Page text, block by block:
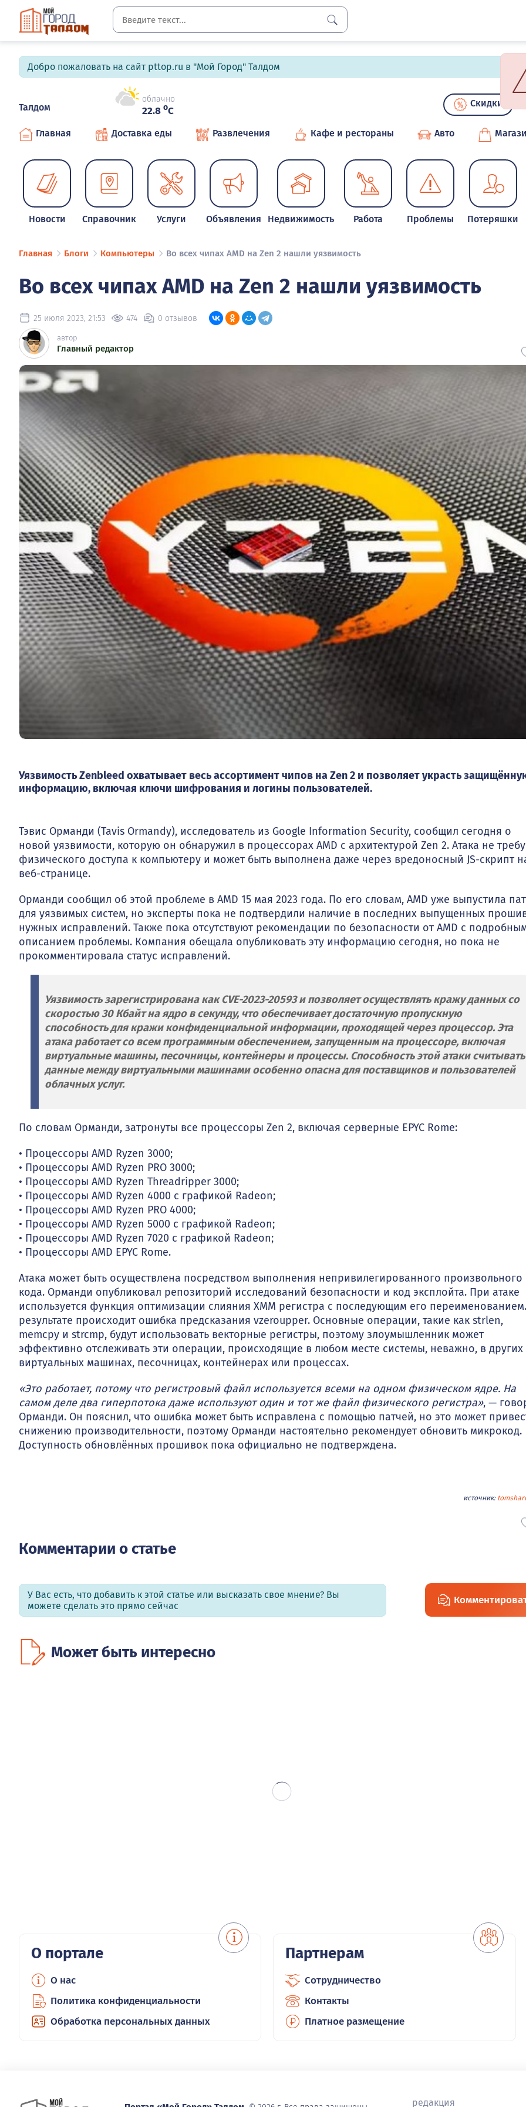
Добро пожаловать на сайт pttop.ru в "Мой Город" Талдом
Талдом
облачно
22.8 oC
Скидки
Главная Доставка еды Развлечения Кафе и рестораны Авто
Новости Справочник Услуги Объявления Недвижимость Работа Проблемы Потеряшки
Главная Блоги Компьютеры Во всех чипах AMD на Zen 2 нашли уязвимость
Во всех чипах AMD на Zen 2 нашли уязвимость
25 июля 2023, 21:53 474 0 отзывов
автор
Главный редактор
Уязвимость Zenbleed охватывает весь ассортимент чипов на Zen 2 и позволяет украсть
информацию, включая ключи шифрования и логины пользователей.
Тэвис Орманди (Tavis Ormandy), исследователь из Google Information Security, сообщил сегодня о
новой уязвимости, которую он обнаружил в процессорах AMD с архитектурой Zen 2. Атака не
физического доступа к компьютеру и может быть выполнена даже через вредоносный JS-скрипт
веб-странице.
Орманди сообщил об этой проблеме в AMD 15 мая 2023 года. По его словам, AMD уже выпустила
для уязвимых систем, но эксперты пока не подтвердили наличие в последних выпущенных
нужных исправлений. Также пока отсутствуют рекомендации по безопасности от AMD с
описанием проблемы. Компания обещала опубликовать эту информацию сегодня, но пока не
прокомментировала статус исправлений.
Уязвимость зарегистрирована как CVE-2023-20593 и позволяет осуществлять кражу данных со
скоростью 30 Кбайт на ядро в секунду, что обеспечивает достаточную пропускную
способность для кражи конфиденциальной информации, проходящей через процессор. Эта
атака работает со всем программным обеспечением, запущенным на процессоре, включая
виртуальные машины, песочницы, контейнеры и процессы. Способность этой атаки считывать
данные между виртуальными машинами особенно опасна для поставщиков и пользователей
облачных услуг.
По словам Орманди, затронуты все процессоры Zen 2, включая серверные EPYC Rome:
• Процессоры AMD Ryzen 3000;
• Процессоры AMD Ryzen PRO 3000;
• Процессоры AMD Ryzen Threadripper 3000;
• Процессоры AMD Ryzen 4000 с графикой Radeon;
• Процессоры AMD Ryzen PRO 4000;
• Процессоры AMD Ryzen 5000 с графикой Radeon;
• Процессоры AMD Ryzen 7020 с графикой Radeon;
• Процессоры AMD EPYC Rome.
Атака может быть осуществлена посредством выполнения непривилегированного произвольного
кода. Орманди опубликовал репозиторий исследований безопасности и код эксплойта. При атаке
используется функция оптимизации слияния XMM регистра с последующим его
результате происходит ошибка предсказания vzeroupper. Основные операции, такие как strlen,
memcpy и strcmp, будут использовать векторные регистры, поэтому злоумышленник может
эффективно отслеживать эти операции, происходящие в любом месте системы, неважно, в других
виртуальных машинах, песочницах, контейнерах или процессах.
«Это работает, потому что регистровый файл используется всеми на одном физическом ядре. На
самом деле два гиперпотока даже используют один и тот же файл физического регистра», —
Орманди. Он пояснил, что ошибка может быть исправлена с помощью патчей, но это может
снижению производительности, поэтому Орманди настоятельно рекомендует обновить микрокод.
Доступность обновлённых прошивок пока официально не подтверждена.
источник:
Комментарии о статье
У Вас есть, что добавить к этой статье или высказать свое мнение? Вы
можете сделать это прямо сейчас
Может быть интересно
О портале
О нас
Политика конфиденциальности
Обработка персональных данных
Партнерам
Сотрудничество
Контакты
Платное размещение
редакция